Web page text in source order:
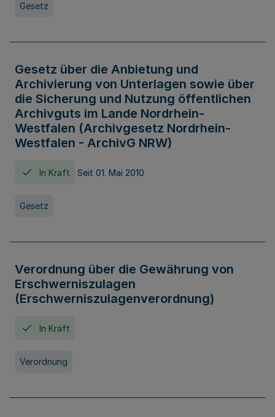
Gesetz
Gesetz über die Anbietung und
Archivierung von Unterlagen sowie über
die Sicherung und Nutzung öffentlichen
Archivguts im Lande Nordrhein-
Westfalen (Archivgesetz Nordrhein-
Westfalen - ArchivG NRW)
In Kraft Seit 01. Mai 2010
Gesetz
Verordnung über die Gewährung von
Erschwerniszulagen
(Erschwerniszulagenverordnung)
In Kraft
Verordnung